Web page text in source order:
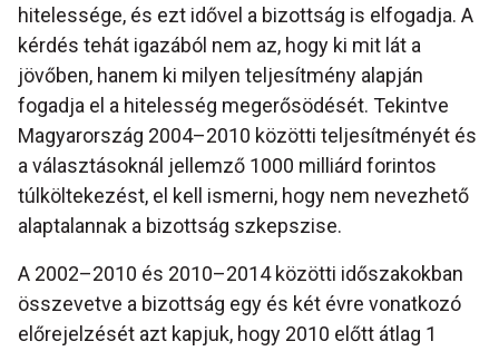
hitelessége, és ezt idővel a bizottság is elfogadja. A
kérdés tehát igazából nem az, hogy ki mit lát a
jövőben, hanem ki milyen teljesítmény alapján
fogadja el a hitelesség megerősödését. Tekintve
Magyarország 2004–2010 közötti teljesítményét és
a választásoknál jellemző 1000 milliárd forintos
túlköltekezést, el kell ismerni, hogy nem nevezhető
alaptalannak a bizottság szkepszise.
A 2002–2010 és 2010–2014 közötti időszakokban
összevetve a bizottság egy és két évre vonatkozó
előrejelzését azt kapjuk, hogy 2010 előtt átlag 1